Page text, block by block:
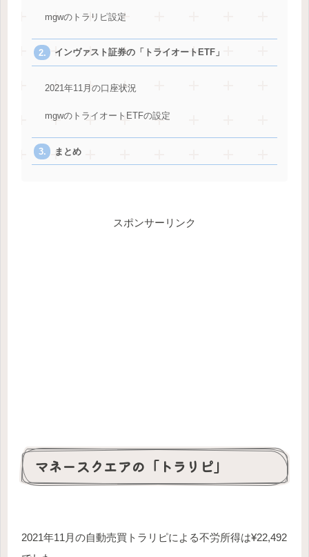
mgwのトラリピ設定
インヴァスト証券の「トライオートETF」
2021年11月の口座状況
mgwのトライオートETFの設定
まとめ
スポンサーリンク
マネースクエアの「トラリピ」
2021年11月の自動売買トラリピによる不労所得は¥22,492